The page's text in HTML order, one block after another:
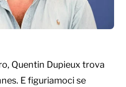
Quentin Dupieux trova
E figuriamoci se